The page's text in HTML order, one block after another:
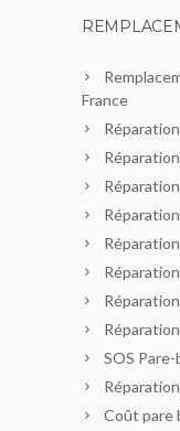
France
SOS
Coût pare